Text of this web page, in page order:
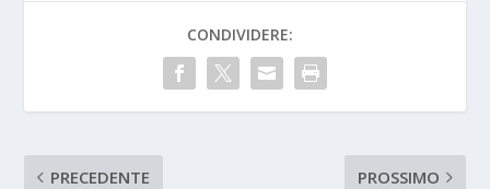
CONDIVIDERE:
PRECEDENTE PROSSIMO